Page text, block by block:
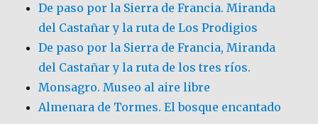
De paso por la Sierra de Francia. Miranda
del Castañar y la ruta de Los Prodigios
De paso por la Sierra de Francia, Miranda
del Castañar y la ruta de los tres ríos.
Monsagro. Museo al aire libre
Almenara de Tormes. El bosque encantado